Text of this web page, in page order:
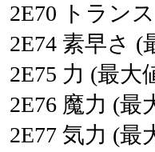
2E70 トランス
2E74 素早さ (
2E75 力 (最大
2E76 魔力 (最
2E77 気力 (最